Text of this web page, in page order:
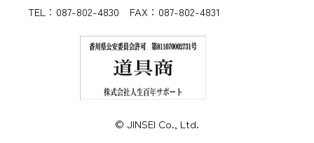
TEL：087-802-4830 FAX：087-802-4831
© JINSEI Co., Ltd.